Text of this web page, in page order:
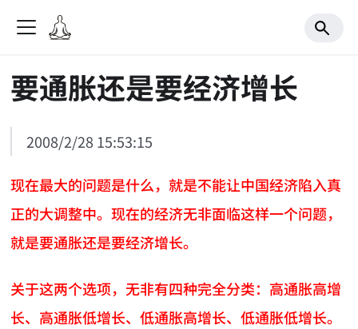
要通胀还是要经济增长
2008/2/28 15:53:15
现在最大的问题是什么，就是不能让中国经济陷入真
正的大调整中。现在的经济无非面临这样一个问题，
就是要通胀还是要经济增长。
关于这两个选项，无非有四种完全分类：高通胀高增
长、高通胀低增长、低通胀高增长、低通胀低增长。